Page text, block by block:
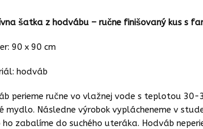
šatka z hodvábu – ručne finišovaný kus s
90 x 90 cm
hodváb
perieme ručne vo vlažnej vode s teplotou 30-
mydlo. Následne výrobok vyplácheneme v
zabalíme do suchého uteráka. Hodváb